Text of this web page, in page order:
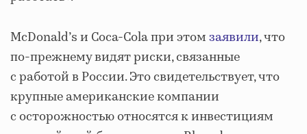
McDonald’s и Coca-Cola при этомзаявили, что
по-прежнему видят риски, связанные
с работой в России. Это свидетельствует, что
крупные американские компании
с осторожностью относятся к инвестициям